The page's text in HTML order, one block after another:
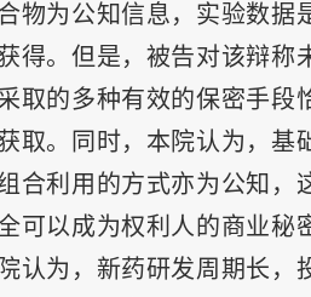
物为公知信息，实验数据
得。但是，被告对该辩称
取的多种有效的保密手段
取。同时，本院认为，基
合利用的方式亦为公知，
可以成为权利人的商业秘
认为，新药研发周期长，